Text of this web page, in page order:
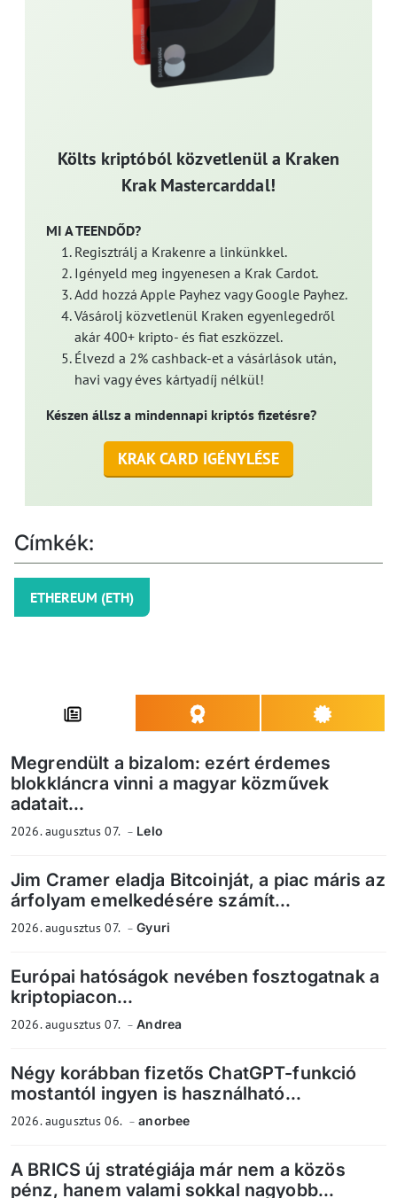
Költs kriptóból közvetlenül a Kraken
Krak Mastercarddal!
MI A TEENDŐD?
Regisztrálj a Krakenre a linkünkkel.
Igényeld meg ingyenesen a Krak Cardot.
Add hozzá Apple Payhez vagy Google Payhez.
Vásárolj közvetlenül Kraken egyenlegedről
akár 400+ kripto- és fiat eszközzel.
Élvezd a 2% cashback-et a vásárlások után,
havi vagy éves kártyadíj nélkül!
Készen állsz a mindennapi kriptós fizetésre?
KRAK CARD IGÉNYLÉSE
Címkék:
ETHEREUM (ETH)
Megrendült a bizalom: ezért érdemes
blokkláncra vinni a magyar közművek
adatait...
2026. augusztus 07. Lelo
Jim Cramer eladja Bitcoinját, a piac máris az
árfolyam emelkedésére számít...
2026. augusztus 07. Gyuri
Európai hatóságok nevében fosztogatnak a
kriptopiacon...
2026. augusztus 07. Andrea
Négy korábban fizetős ChatGPT-funkció
mostantól ingyen is használható...
2026. augusztus 06. anorbee
A BRICS új stratégiája már nem a közös
pénz, hanem valami sokkal nagyobb...